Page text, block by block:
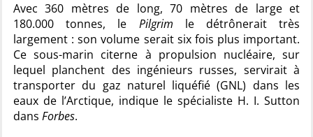
Avec 360 mètres de long, 70 mètres de large et
180.000 tonnes, le Pilgrim le détrônerait très
largement : son volume serait six fois plus important.
Ce sous-marin citerne à propulsion nucléaire, sur
lequel planchent des ingénieurs russes, servirait à
transporter du gaz naturel liquéfié (GNL) dans les
eaux de l’Arctique, indique le spécialiste H. I. Sutton
dans Forbes.